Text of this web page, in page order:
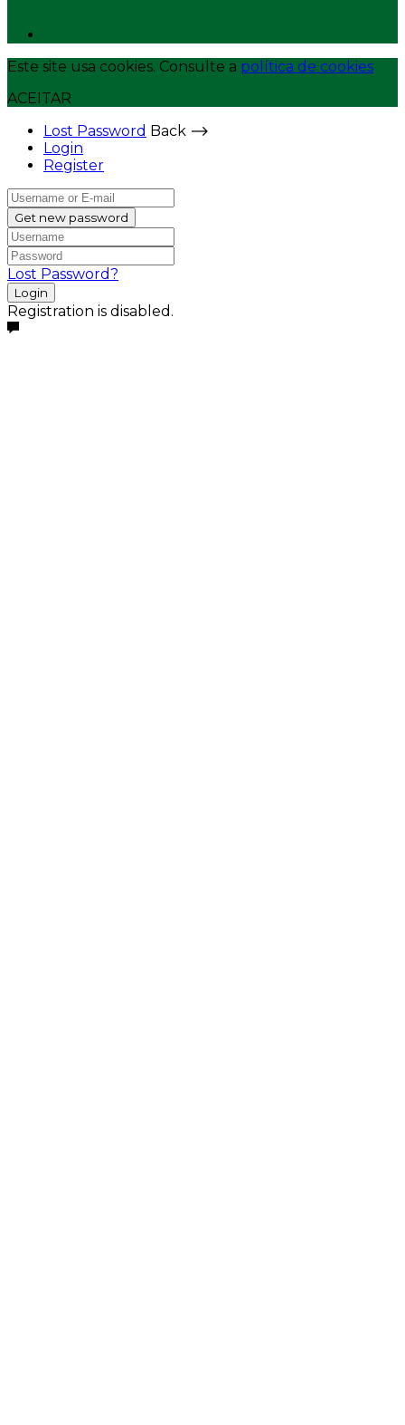
Este site usa cookies. Consulte a política de cookies
ACEITAR
Lost Password Back ⟶
Login
Register
Get new password
Lost Password?
Login
Registration is disabled.